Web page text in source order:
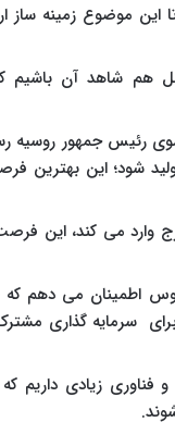
موضوع زمینه ساز
در عمل هم شاهد آن
داروی بازار در روسیه تولید شود؛
نیاز روسیه ۲۰ میلیارد دلار ارز از خارج وارد
اطمینان می دهم که
سرمایه گذاری
زیادی داریم که